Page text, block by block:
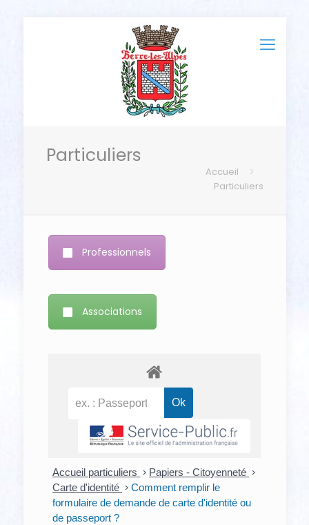
Particuliers
Accueil
Particuliers
Professionnels
Associations
Accueil particuliers > Papiers - Citoyenneté >
Carte d'identité > Comment remplir le
formulaire de demande de carte d'identité ou
de passeport ?